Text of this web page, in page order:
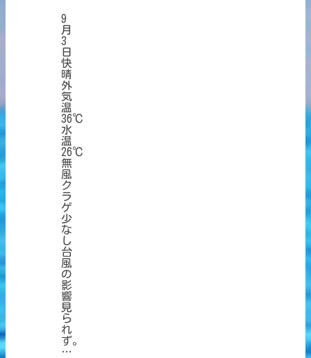
9
月
3
日
快
晴
外
気
温
36℃
水
温
26℃
無
風
ク
ラ
ゲ
少
な
し
台
風
の
影
響
見
ら
れ
ず。
…